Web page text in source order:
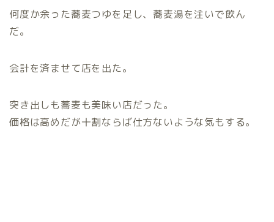
何度か余った蕎麦つゆを足し、蕎麦湯を注いで飲ん
だ。
会計を済ませて店を出た。
突き出しも蕎麦も美味い店だった。
価格は高めだが十割ならば仕方ないような気もする。